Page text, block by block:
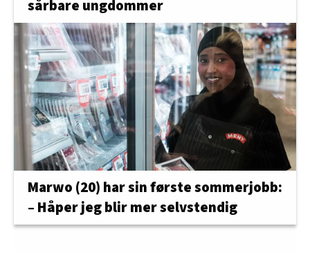
sårbare ungdommer
Marwo (20) har sin første sommerjobb:
– Håper jeg blir mer selvstendig